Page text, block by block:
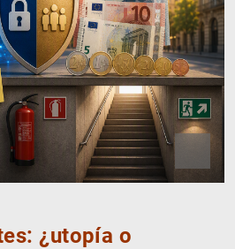
¿utopía o